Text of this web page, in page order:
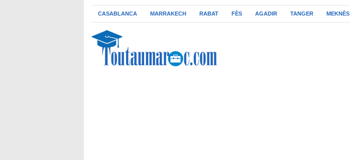
CASABLANCA MARRAKECH RABAT FÈS AGADIR TANGER MEKNÈS